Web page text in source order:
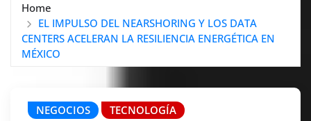
Home
EL IMPULSO DEL NEARSHORING Y LOS DATA
CENTERS ACELERAN LA RESILIENCIA ENERGÉTICA EN
MÉXICO
NEGOCIOS TECNOLOGÍA